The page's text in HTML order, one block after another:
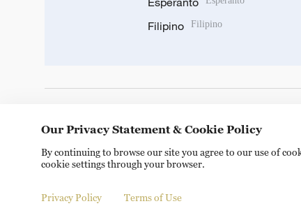
Filipino Filipino
Copyright © 2024 CGTN. 京ICP备20000184号
Our Privacy Statement & Cookie Policy
By continuing to browse our site you agree to our use of
cookie settings through your browser.
Privacy Policy Terms of Use